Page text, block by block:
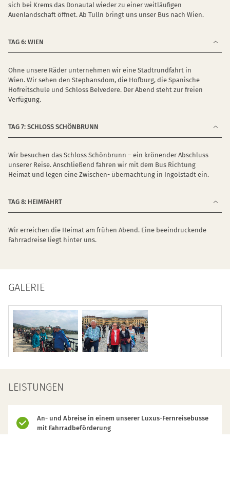
sich bei Krems das Donautal wieder zu einer weitläufigen
Auenlandschaft öffnet. Ab Tulln bringt uns unser Bus nach Wien.
TAG 6: WIEN
Ohne unsere Räder unternehmen wir eine Stadtrundfahrt in
Wien. Wir sehen den Stephansdom, die Hofburg, die Spanische
Hofreitschule und Schloss Belvedere. Der Abend steht zur freien
Verfügung.
TAG 7: SCHLOSS SCHÖNBRUNN
Wir besuchen das Schloss Schönbrunn – ein krönender Abschluss
unserer Reise. Anschließend fahren wir mit dem Bus Richtung
Heimat und legen eine Zwischen- übernachtung in Ingolstadt ein.
TAG 8: HEIMFAHRT
Wir erreichen die Heimat am frühen Abend. Eine beeindruckende
Fahrradreise liegt hinter uns.
GALERIE
LEISTUNGEN
An- und Abreise in einem unserer Luxus-Fernreisebusse
mit Fahrradbeförderung